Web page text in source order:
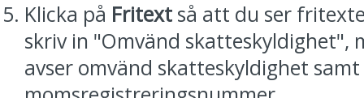
Klicka på Fritext så att du ser
skriv in "Omvänd skatteskyldighet",
avser omvänd skatteskyldighet